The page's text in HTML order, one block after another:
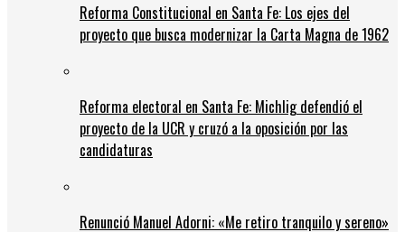
Reforma Constitucional en Santa Fe: Los ejes del
proyecto que busca modernizar la Carta Magna de 1962
Reforma electoral en Santa Fe: Michlig defendió el
proyecto de la UCR y cruzó a la oposición por las
candidaturas
Renunció Manuel Adorni: «Me retiro tranquilo y sereno»